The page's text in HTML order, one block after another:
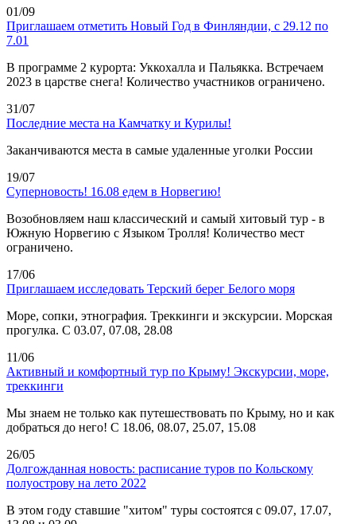
01/09
Приглашаем отметить Новый Год в Финляндии, с 29.12 по
7.01
В программе 2 курорта: Уккохалла и Пальякка. Встречаем
2023 в царстве снега! Количество участников ограничено.
31/07
Последние места на Камчатку и Курилы!
Заканчиваются места в самые удаленные уголки России
19/07
Суперновость! 16.08 едем в Норвегию!
Возобновляем наш классический и самый хитовый тур - в
Южную Норвегию с Языком Тролля! Количество мест
ограничено.
17/06
Приглашаем исследовать Терский берег Белого моря
Море, сопки, этнография. Треккинги и экскурсии. Морская
прогулка. С 03.07, 07.08, 28.08
11/06
Активный и комфортный тур по Крыму! Экскурсии, море,
треккинги
Мы знаем не только как путешествовать по Крыму, но и как
добраться до него! С 18.06, 08.07, 25.07, 15.08
26/05
Долгожданная новость: расписание туров по Кольскому
полуострову на лето 2022
В этом году ставшие "хитом" туры состоятся с 09.07, 17.07,